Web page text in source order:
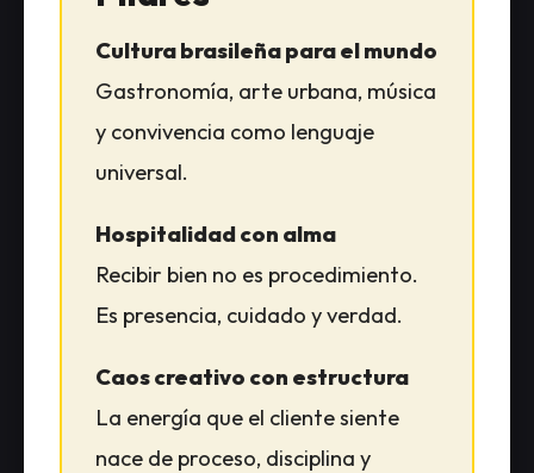
Cultura brasileña para el mundo
Gastronomía, arte urbana, música
y convivencia como lenguaje
universal.
Hospitalidad con alma
Recibir bien no es procedimiento.
Es presencia, cuidado y verdad.
Caos creativo con estructura
La energía que el cliente siente
nace de proceso, disciplina y